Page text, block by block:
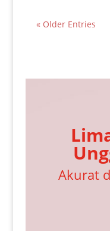
« Older Entries
Akurat